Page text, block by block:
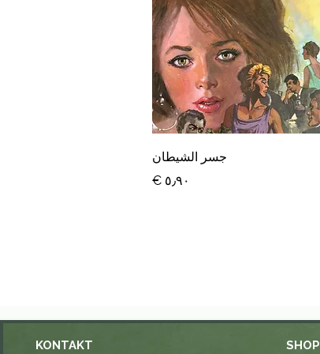
العرض السريعجسر الشيطان
السعر
KONTAKT SHOP